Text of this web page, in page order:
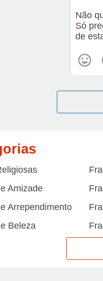
Não
Só
de
Amizade
Arrependimento
Beleza